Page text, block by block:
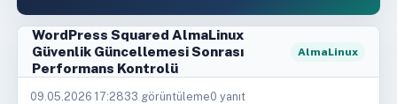
WordPress Squared AlmaLinux
Güvenlik Güncellemesi Sonrası
Performans Kontrolü
AlmaLinux
09.05.2026 17:2833 görüntüleme0 yanıt